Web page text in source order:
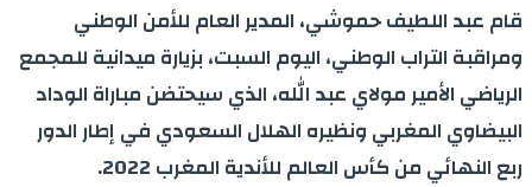
قام عبد اللطيف حموشي، المدير العام للأمن الوطني
ومراقبة التراب الوطني، اليوم السبت، بزيارة ميدانية للمجمع
الرياضي الأمير مولاي عبد الله، الذي سيحتضن مباراة الوداد
البيضاوي المغربي ونظيره الهلال السعودي في إطار الدور
ربع النهائي من كأس العالم للأندية المغرب 2022.